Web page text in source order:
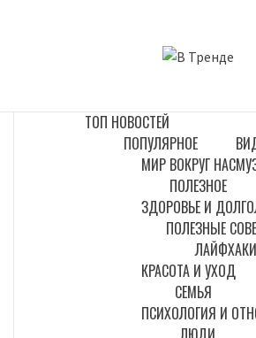
ТОП НОВОСТЕЙ
ПОПУЛЯРНОЕ
МИР ВОКРУГ НАС
ПОЛЕЗНОЕ
ЗДОРОВЬЕ И
ПОЛЕЗНЫЕ
ЛАЙФХАКИ
КРАСОТА И УХОД
СЕМЬЯ
ПСИХОЛОГИЯ И